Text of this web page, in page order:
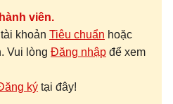
viên.
khoản Tiêu chuẩn hoặc
Vui lòng Đăng nhập để xem
ký tại đây!